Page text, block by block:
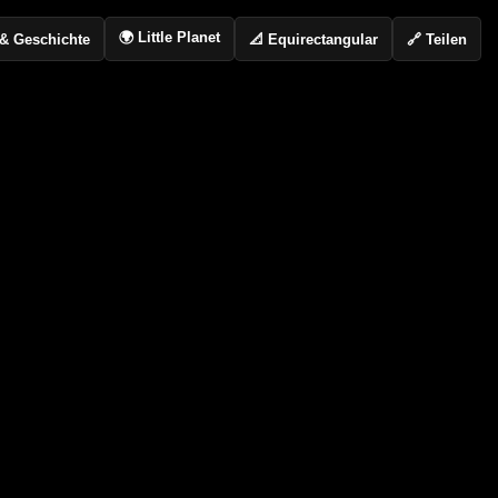
Geschichte 🌍 Little Planet 📐 Equirectangular 🔗 Teilen